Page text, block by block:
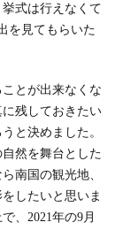
式は行えなくて
を見てもらいた
とが出来なくな
残しておきたい
と決めました。
然を舞台とした
南国の観光地、
したいと思いま
、2021年の9月